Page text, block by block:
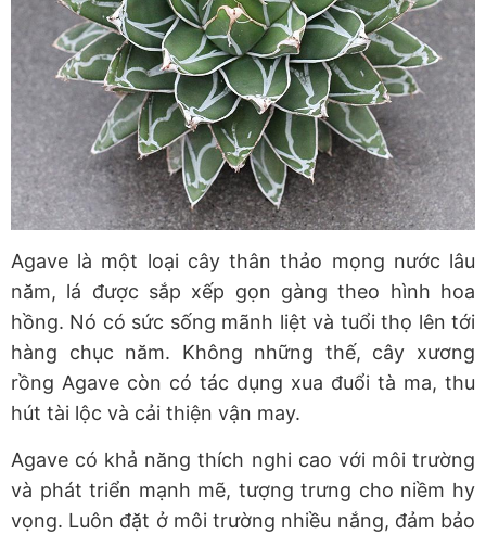
Agave là một loại cây thân thảo mọng nước lâu
năm, lá được sắp xếp gọn gàng theo hình hoa
hồng. Nó có sức sống mãnh liệt và tuổi thọ lên tới
hàng chục năm. Không những thế, cây xương
rồng Agave còn có tác dụng xua đuổi tà ma, thu
hút tài lộc và cải thiện vận may.
Agave có khả năng thích nghi cao với môi trường
và phát triển mạnh mẽ, tượng trưng cho niềm hy
vọng. Luôn đặt ở môi trường nhiều nắng, đảm bảo